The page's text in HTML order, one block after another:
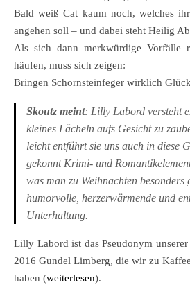
Bald weiß Cat kaum noch, welches
angehen soll – und dabei steht Heilig
Als sich dann merkwürdige Vorfälle
häufen, muss sich zeigen:
Bringen Schornsteinfeger wirklich
Skoutz meint: Lilly Labord versteht
kleines Lächeln aufs Gesicht zu
leicht entführt sie uns auch in diese
gekonnt Krimi- und
was man zu Weihnachten
humorvolle, herzerwärmende und
Unterhaltung.
Lilly Labord ist das Pseudonym
2016 Gundel Limberg, die wir zu
haben (weiterlesen).